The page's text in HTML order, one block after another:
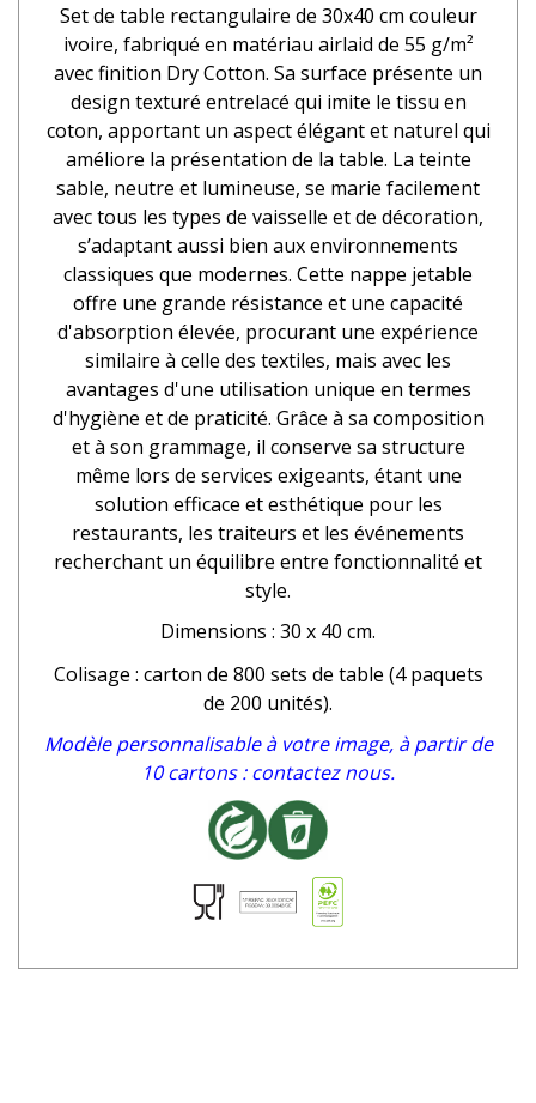
Set de table rectangulaire de 30x40 cm couleur
ivoire, fabriqué en matériau airlaid de 55 g/m²
avec finition Dry Cotton. Sa surface présente un
design texturé entrelacé qui imite le tissu en
coton, apportant un aspect élégant et naturel qui
améliore la présentation de la table. La teinte
sable, neutre et lumineuse, se marie facilement
avec tous les types de vaisselle et de décoration,
s’adaptant aussi bien aux environnements
classiques que modernes. Cette nappe jetable
offre une grande résistance et une capacité
d'absorption élevée, procurant une expérience
similaire à celle des textiles, mais avec les
avantages d'une utilisation unique en termes
d'hygiène et de praticité. Grâce à sa composition
et à son grammage, il conserve sa structure
même lors de services exigeants, étant une
solution efficace et esthétique pour les
restaurants, les traiteurs et les événements
recherchant un équilibre entre fonctionnalité et
style.
Dimensions : 30 x 40 cm.
Colisage : carton de 800 sets de table (4 paquets
de 200 unités).
Modèle personnalisable à votre image, à partir de
10 cartons : contactez nous.